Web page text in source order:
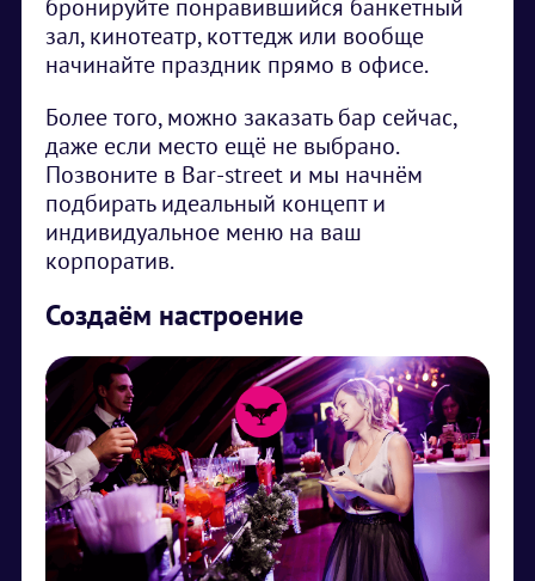
бронируйте понравившийся банкетный
зал, кинотеатр, коттедж или вообще
начинайте праздник прямо в офисе.
Более того, можно заказать бар сейчас,
даже если место ещё не выбрано.
Позвоните в Bar-street и мы начнём
подбирать идеальный концепт и
индивидуальное меню на ваш
корпоратив.
Создаём настроение